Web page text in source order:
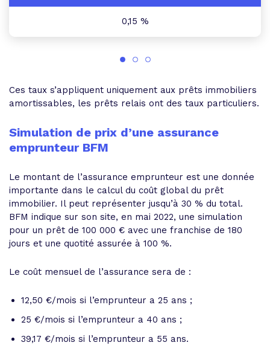
0,15 %
Ces taux s’appliquent uniquement aux prêts immobiliers
amortissables, les prêts relais ont des taux particuliers.
Simulation de prix d’une assurance
emprunteur BFM
Le montant de l’assurance emprunteur est une donnée
importante dans le calcul du coût global du prêt
immobilier. Il peut représenter jusqu’à 30 % du total.
BFM indique sur son site, en mai 2022, une simulation
pour un prêt de 100 000 € avec une franchise de 180
jours et une quotité assurée à 100 %.
Le coût mensuel de l’assurance sera de :
12,50 €/mois si l’emprunteur a 25 ans ;
25 €/mois si l’emprunteur a 40 ans ;
39,17 €/mois si l’emprunteur a 55 ans.